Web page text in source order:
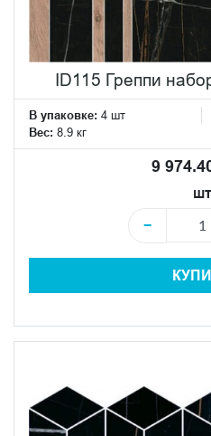
ID115 Греппи
В упаковке: 4 шт
Вес: 8.9 кг
9
шт
−